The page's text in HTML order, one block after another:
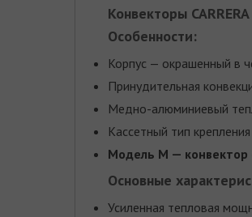
Конвекторы
Особенности:
Корпус — окрашенный в
Принудительная
Медно-алюминиевый
Кассетный тип
Модель M — конвектор
Основные
Усиленная тепловая